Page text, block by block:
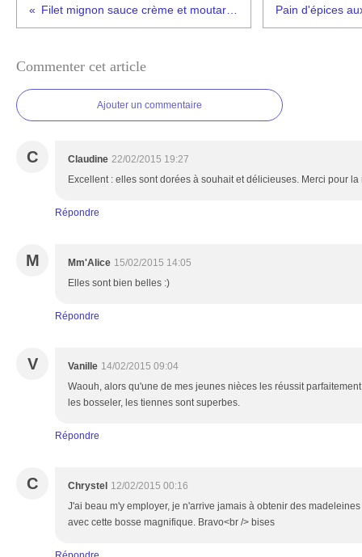
Commenter cet article
Ajouter un commentaire
C Claudine 22/02/2015 19:27
Excellent : elles sont dorées à souhait et délicieuses. Merci pour la
Répondre
M Mm'Alice 15/02/2015 14:05
Elles sont bien belles :)
Répondre
V Vanille 14/02/2015 09:04
Waouh, alors qu'une de mes jeunes nièces les réussit
les bosseler, les tiennes sont superbes.
Répondre
C Chrystel 12/02/2015 00:16
J'ai beau m'y employer, je n'arrive jamais à obtenir des
avec cette bosse magnifique. Bravo<br /> bises